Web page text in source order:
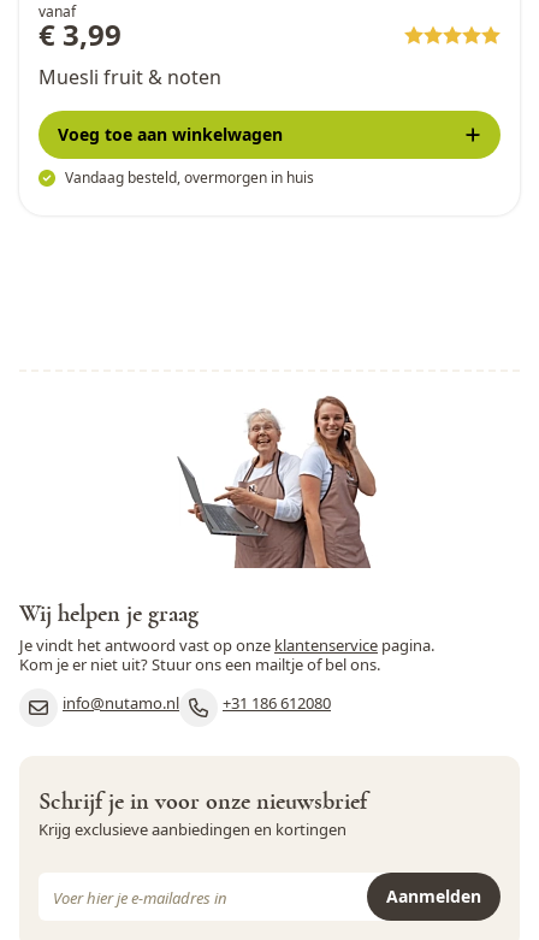
vanaf
€ 3,99
Muesli fruit & noten
Vandaag besteld, overmorgen in huis
Voeg toe aan winkelwagen
Wij helpen je graag
Je vindt het antwoord vast op onze klantenservice pagina.
Kom je er niet uit? Stuur ons een mailtje of bel ons.
info@nutamo.nl
+31 186 612080
Schrijf je in voor onze nieuwsbrief
Krijg exclusieve aanbiedingen en kortingen
Aanmelden